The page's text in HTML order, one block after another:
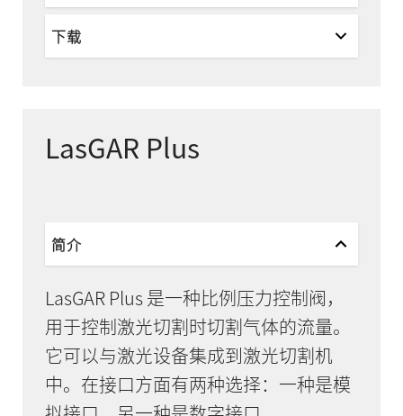
下载
LasGAR Plus
简介
LasGAR Plus 是一种比例压力控制阀，
用于控制激光切割时切割气体的流量。
它可以与激光设备集成到激光切割机
中。在接口方面有两种选择：一种是模